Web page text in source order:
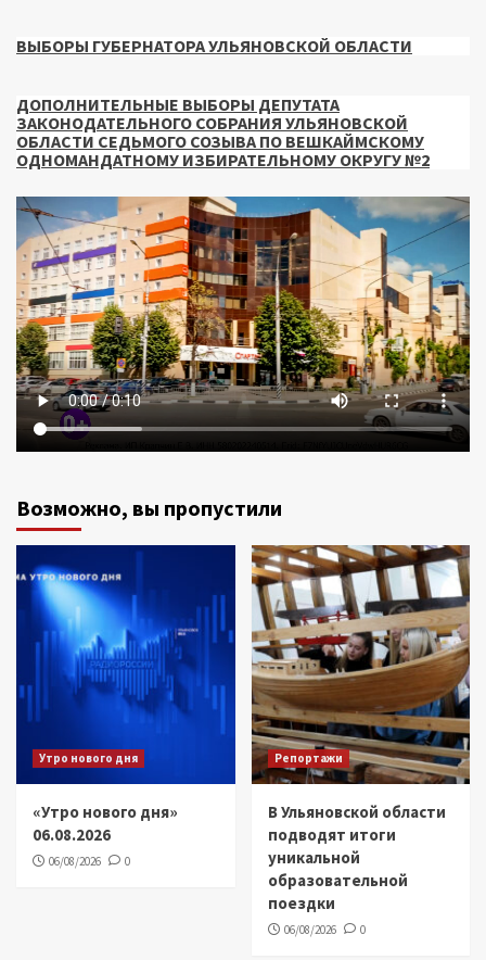
ВЫБОРЫ ГУБЕРНАТОРА УЛЬЯНОВСКОЙ ОБЛАСТИ
ДОПОЛНИТЕЛЬНЫЕ ВЫБОРЫ ДЕПУТАТА
ЗАКОНОДАТЕЛЬНОГО СОБРАНИЯ УЛЬЯНОВСКОЙ
ОБЛАСТИ СЕДЬМОГО СОЗЫВА ПО ВЕШКАЙМСКОМУ
ОДНОМАНДАТНОМУ ИЗБИРАТЕЛЬНОМУ ОКРУГУ №2
Возможно, вы пропустили
Утро нового дня
«Утро нового дня»
06.08.2026
06/08/2026 0
Репортажи
В Ульяновской области
подводят итоги
уникальной
образовательной
поездки
06/08/2026 0